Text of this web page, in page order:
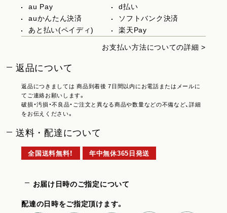
au Pay
d払い
auかんたん決済
ソフトバンク決済
あと払い(ペイディ)
楽天Pay
お支払い方法についての詳細 >
返品について
返品につきましては 商品到着後 7日間以内にお電話またはメールに
てご連絡お願いします。
破損・汚損・不良品・ご注文と異なる商品や数量などの不備など、詳細
をお伝えください。
送料・配達について
全国送料無料！ 年中無休365日発送
お届け日時のご指定について
配達の日時をご指定頂けます。